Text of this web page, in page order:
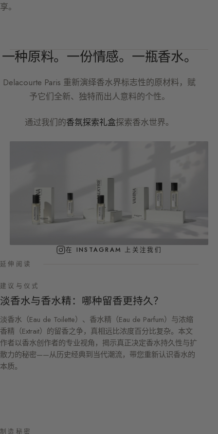
享。
一种原料。一份情感。一瓶香水。
Delacourte Paris 重新演绎香水界标志性的原材料，赋
予它们全新、独特而出人意料的个性。
通过我们的香氛探索礼盒探索香水世界。
在 INSTAGRAM 上关注我们
延伸阅读
建议与仪式
淡香水与香水精：哪种留香更持久？
淡香水（Eau de Toilette）、香水精（Eau de Parfum）与浓缩
香精（Extrait）的留香之争，真相远比浓度百分比复杂。本文
作者以香水创作者的专业视角，揭示真正决定香水持久性与扩
散力的秘密——从历史经典到当代潮流，带您重新认识香水的
本质。
制造秘密